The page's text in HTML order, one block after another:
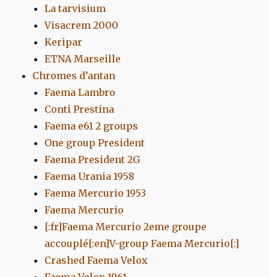
La tarvisium
Visacrem 2000
Keripar
ETNA Marseille
Chromes d’antan
Faema Lambro
Conti Prestina
Faema e61 2 groups
One group President
Faema President 2G
Faema Urania 1958
Faema Mercurio 1953
Faema Mercurio
[:fr]Faema Mercurio 2eme groupe
accouplé[:en]V-group Faema Mercurio[:]
Crashed Faema Velox